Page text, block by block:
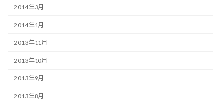
2014年3月
2014年1月
2013年11月
2013年10月
2013年9月
2013年8月